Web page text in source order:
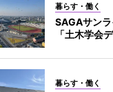
暮らす・働く
SAGAサンラ
「土木学会
暮らす・働く